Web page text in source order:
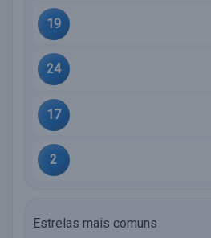
19
24
17
2
Estrelas mais comuns